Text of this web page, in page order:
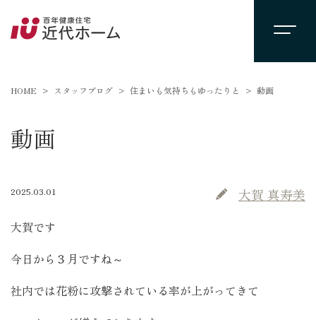
HOME スタッフブログ 住まいも気持ちもゆったりと 動画
動画
2025.03.01 大賀 真寿美
大賀です
今日から３月ですね～
社内では花粉に攻撃されている率が上がってきて